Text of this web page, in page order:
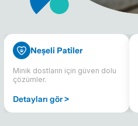
Neşeli Patiler
Minik dostların için güven dolu
çözümler.
Detayları gör >